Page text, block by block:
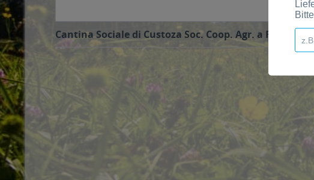
Cantina Sociale di Custoza Soc. Coop. Agr. a R.L.